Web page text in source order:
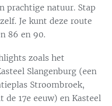
prachtige natuur. Stap
Je kunt deze route
86 en 90.
zoals het
Slangenburg (een
Stroombroek,
de 17e eeuw) en Kasteel